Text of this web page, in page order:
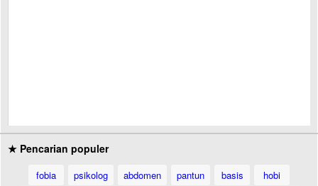
★ Pencarian populer
fobia psikolog abdomen pantun basis
hobi